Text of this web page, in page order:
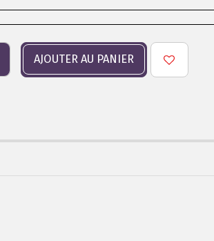
AJOUTER AU PANIER